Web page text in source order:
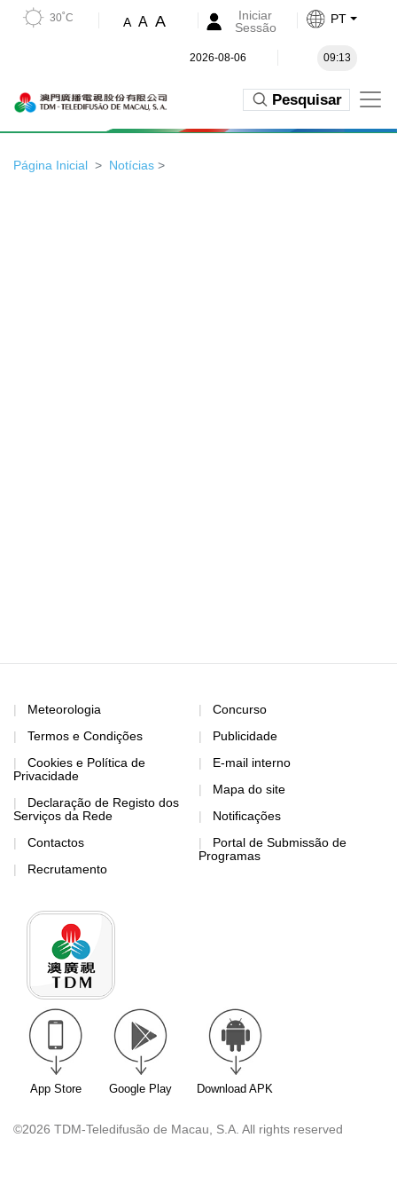
30˚C A A A
Iniciar
Sessão
PT
2026-08-06 09:13
Pesquisar
Página Inicial Notícias >
Meteorologia
Termos e Condições
Cookies e Política de
Privacidade
Declaração de Registo dos
Serviços da Rede
Contactos
Recrutamento
Concurso
Publicidade
E-mail interno
Mapa do site
Notificações
Portal de Submissão de
Programas
App Store Google Play Download APK
©2026 TDM-Teledifusão de Macau, S.A. All rights reserved